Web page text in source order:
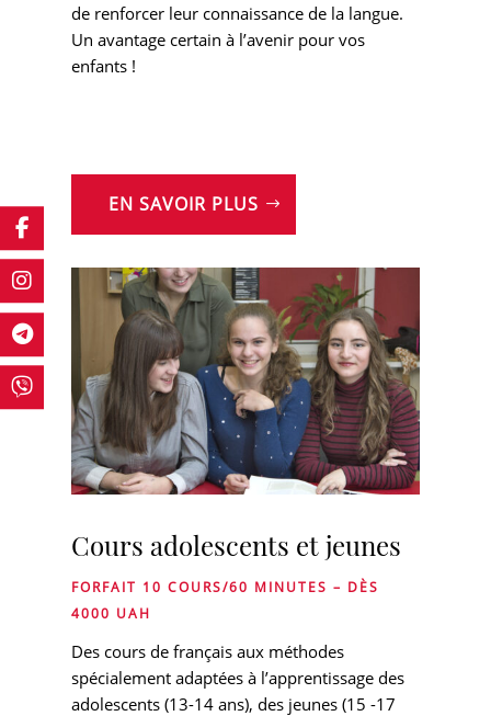
de renforcer leur connaissance de la langue.
Un avantage certain à l’avenir pour vos
enfants !
EN SAVOIR PLUS
Cours adolescents et jeunes
FORFAIT 10 COURS/60 MINUTES – DÈS
4000 UAH
Des cours de français aux méthodes
spécialement adaptées à l’apprentissage des
adolescents (13-14 ans), des jeunes (15 -17